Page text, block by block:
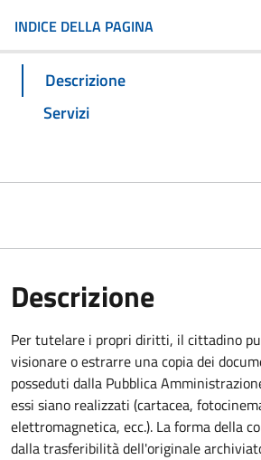
INDICE DELLA PAGINA
Descrizione
Servizi
Descrizione
Per tutelare i propri diritti, il cittadino
visionare o estrarre una copia dei
posseduti dalla Pubblica
essi siano realizzati (cartacea,
elettromagnetica, ecc.). La forma della
dalla trasferibilità dell'originale